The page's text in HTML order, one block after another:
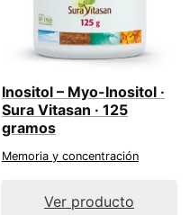
Inositol – Myo-Inositol ·
Sura Vitasan · 125
gramos
Memoria y concentración
Ver producto